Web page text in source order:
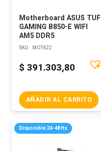
Motherboard ASUS TUF
GAMING B850-E WIFI
AM5 DDR5
SKU: MOT422
$ 391.303,80
AÑADIR AL CARRITO
Disponible 24-48Hs